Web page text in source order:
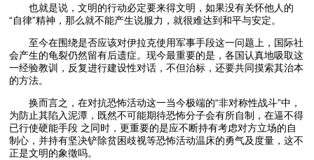
也就是说，文明的行动必定要来得文明，如果没有关怀他人的
“自律”精神，那么就不能产生说服力，就很难达到和平与安定。
至今在围绕是否应该对伊拉克使用军事手段这一问题上，国际社
会产生的龟裂仍然留有后遗症。现今最重要的是，各国认真地吸取这
一经验教训，反复进行建设性对话，不但治标，还要共同摸索其治本
的方法。
换而言之，在对抗恐怖活动这一当今极端的“非对称性战斗”中，
为防止其陷入泥潭，既然不可能期待恐怖分子会有所自制，在逼不得
已行使硬能手段 之同时，更重要的是应不断持有考虑对方立场的自
制心，并持有坚决铲除贫困歧视等恐怖活动温床的勇气及度量，这不
正是文明的象徵吗。